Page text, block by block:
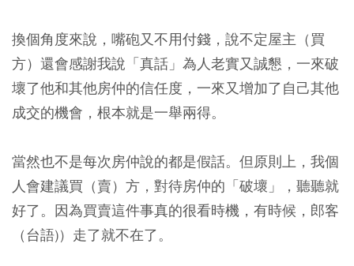
換個角度來說，嘴砲又不用付錢，說不定屋主（買
方）還會感謝我說「真話」為人老實又誠懇，一來破
壞了他和其他房仲的信任度，一來又增加了自己其他
成交的機會，根本就是一舉兩得。
當然也不是每次房仲說的都是假話。但原則上，我個
人會建議買（賣）方，對待房仲的「破壞」，聽聽就
好了。因為買賣這件事真的很看時機，有時候，郎客
（台語)）走了就不在了。